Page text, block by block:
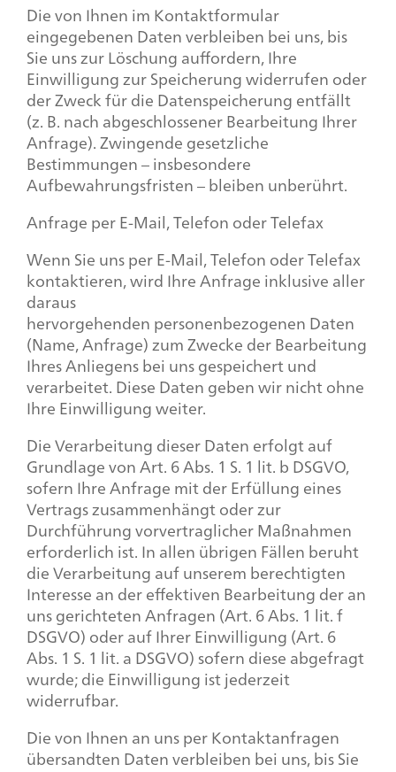
Die von Ihnen im Kontaktformular
eingegebenen Daten verbleiben bei uns, bis
Sie uns zur Löschung auffordern, Ihre
Einwilligung zur Speicherung widerrufen oder
der Zweck für die Datenspeicherung entfällt
(z. B. nach abgeschlossener Bearbeitung Ihrer
Anfrage). Zwingende gesetzliche
Bestimmungen – insbesondere
Aufbewahrungsfristen – bleiben unberührt.
Anfrage per E-Mail, Telefon oder Telefax
Wenn Sie uns per E-Mail, Telefon oder Telefax
kontaktieren, wird Ihre Anfrage inklusive aller
daraus
hervorgehenden personenbezogenen Daten
(Name, Anfrage) zum Zwecke der Bearbeitung
Ihres Anliegens bei uns gespeichert und
verarbeitet. Diese Daten geben wir nicht ohne
Ihre Einwilligung weiter.
Die Verarbeitung dieser Daten erfolgt auf
Grundlage von Art. 6 Abs. 1 S. 1 lit. b DSGVO,
sofern Ihre Anfrage mit der Erfüllung eines
Vertrags zusammenhängt oder zur
Durchführung vorvertraglicher Maßnahmen
erforderlich ist. In allen übrigen Fällen beruht
die Verarbeitung auf unserem berechtigten
Interesse an der effektiven Bearbeitung der an
uns gerichteten Anfragen (Art. 6 Abs. 1 lit. f
DSGVO) oder auf Ihrer Einwilligung (Art. 6
Abs. 1 S. 1 lit. a DSGVO) sofern diese abgefragt
wurde; die Einwilligung ist jederzeit
widerrufbar.
Die von Ihnen an uns per Kontaktanfragen
übersandten Daten verbleiben bei uns, bis Sie